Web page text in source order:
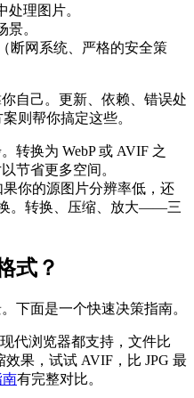
理图片。
。
断网系统、严格的安全策
自己。更新、依赖、错误处
则帮你搞定这些。
转换为 WebP 或 AVIF 之
节省更多空间。
你的源图片分辨率低，还
。转换、压缩、放大——三
式？
下面是一个快速决策指南。
代浏览器都支持，文件比
效果，试试 AVIF，比 JPG 最
南有完整对比。